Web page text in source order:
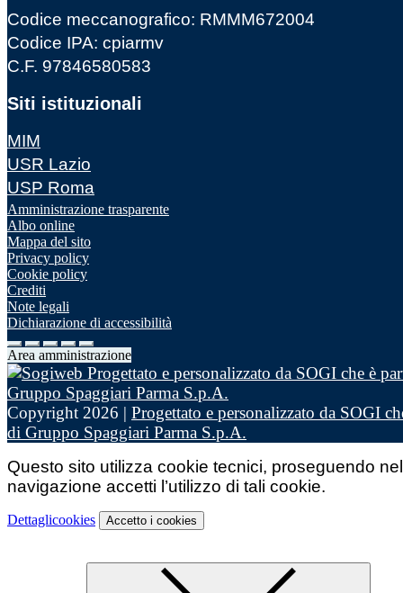
Codice meccanografico: RMMM672004
Codice IPA: cpiarmv
C.F. 97846580583
Siti istituzionali
MIM
USR Lazio
USP Roma
Amministrazione trasparente
Albo online
Mappa del sito
Privacy policy
Cookie policy
Crediti
Note legali
Dichiarazione di accessibilità
Area amministrazione
Copyright 2026 | Progettato e personalizzato da SOGI
di Gruppo Spaggiari Parma S.p.A.
Questo sito utilizza cookie tecnici, proseguendo
navigazione accetti l’utilizzo di tali cookie.
Dettaglicookies Accetto i cookies